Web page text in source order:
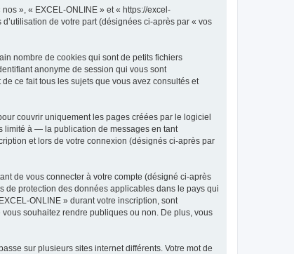
», « EXCEL-ONLINE » et « https://excel-
de votre part (désignées ci-après par « vos
nombre de cookies qui sont de petits fichiers
anonyme de session qui vous sont
ce fait tous les sujets que vous avez consultés et
couvrir uniquement les pages créées par le logiciel
limité à — la publication de messages en tant
et lors de votre connexion (désignés ci-après par
de vous connecter à votre compte (désigné ci-après
de protection des données applicables dans le pays qui
ONLINE » durant votre inscription, sont
souhaitez rendre publiques ou non. De plus, vous
sur plusieurs sites internet différents. Votre mot de